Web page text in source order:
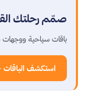
صمّم رحلتك
باقات سياحية
استكشف